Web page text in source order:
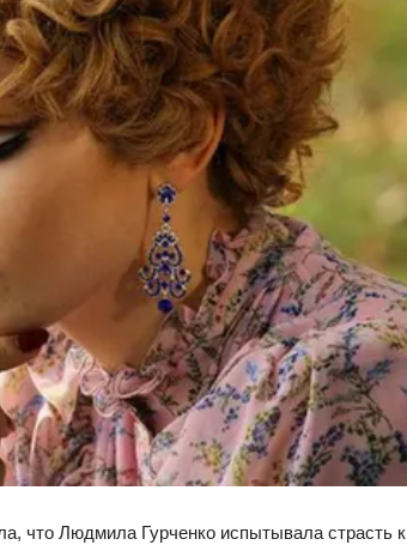
что Людмила Гурченко испытывала страсть к